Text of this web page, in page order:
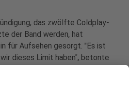
das zwölfte Coldplay-
der Band werden, hat
für Aufsehen gesorgt. "Es ist
dieses Limit haben", betonte
vor drei Jahren hatte er
2025 aufhören, Musik zu